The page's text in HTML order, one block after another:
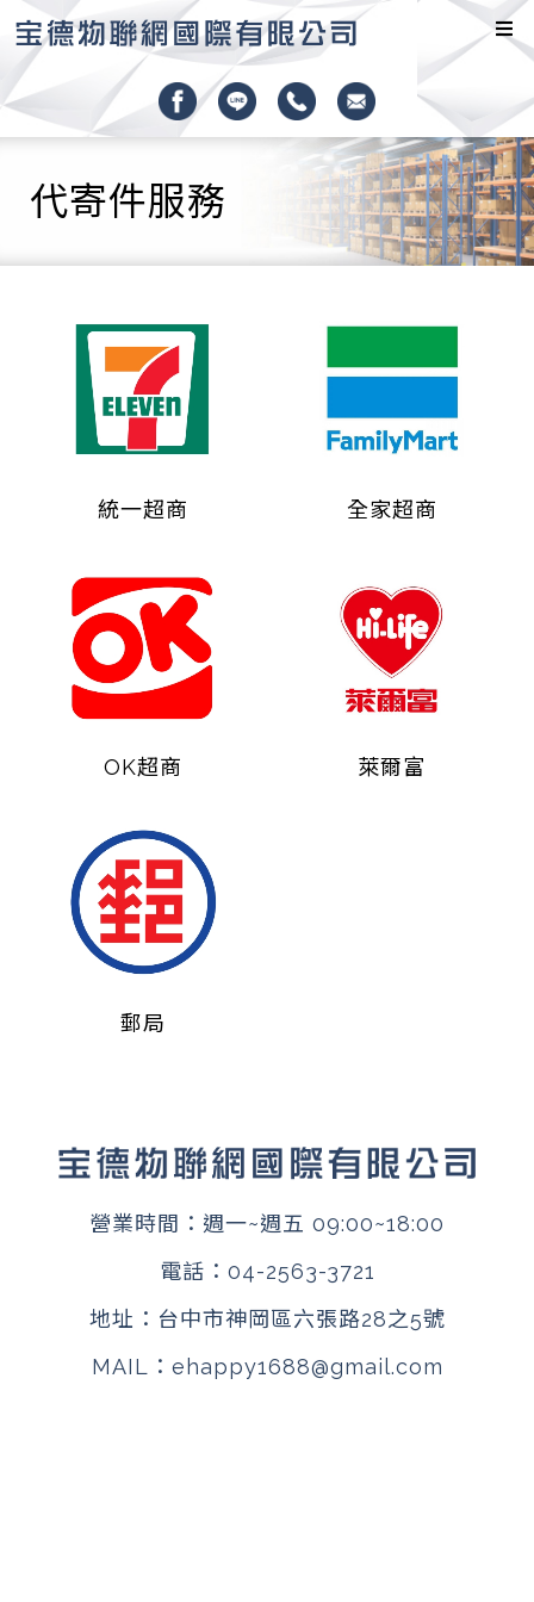
代寄件服務
統一超商 全家超商
OK超商 萊爾富
郵局
營業時間：週一~週五 09:00~18:00
電話： 04-2563-3721
地址： 台中市神岡區六張路28之5號
MAIL： ehappy1688@gmail.com